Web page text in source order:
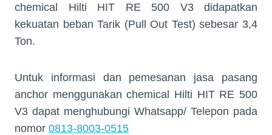
chemical Hilti HIT RE 500 V3 didapatkan
kekuatan beban Tarik (Pull Out Test) sebesar 3,4
Ton.
Untuk informasi dan pemesanan jasa pasang
anchor menggunakan chemical Hilti HIT RE 500
V3 dapat menghubungi Whatsapp/ Telepon pada
nomor 0813-8003-0515